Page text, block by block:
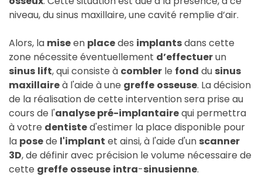
niveau, du sinus maxillaire, une cavité remplie d’air.
Alors, la miseen placedes implantsdans cette
zone nécessite éventuellement d’effectuerun
sinus lift, qui consiste à combler le fond du sinus
maxillaireà l'aide à une greffe osseuse. La décision
de la réalisation de cette intervention sera prise au
cours de l'analyse pré-implantairequi permettra
à votre dentisted'estimer la place disponible pour
la posede l'implant et ainsi, à l'aide d'un scanner
3D, de définir avec précision le volume nécessaire de
cette greffe osseuse intra-sinusienne.